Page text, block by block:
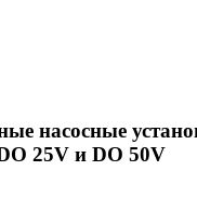
насосные
25V и DO 50V